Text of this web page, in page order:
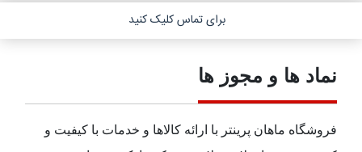
برای تماس کلیک کنید
نماد ها و مجوز ها
فروشگاه ماهان پرینتر با ارائه کالاها و خدمات با کیفیت و